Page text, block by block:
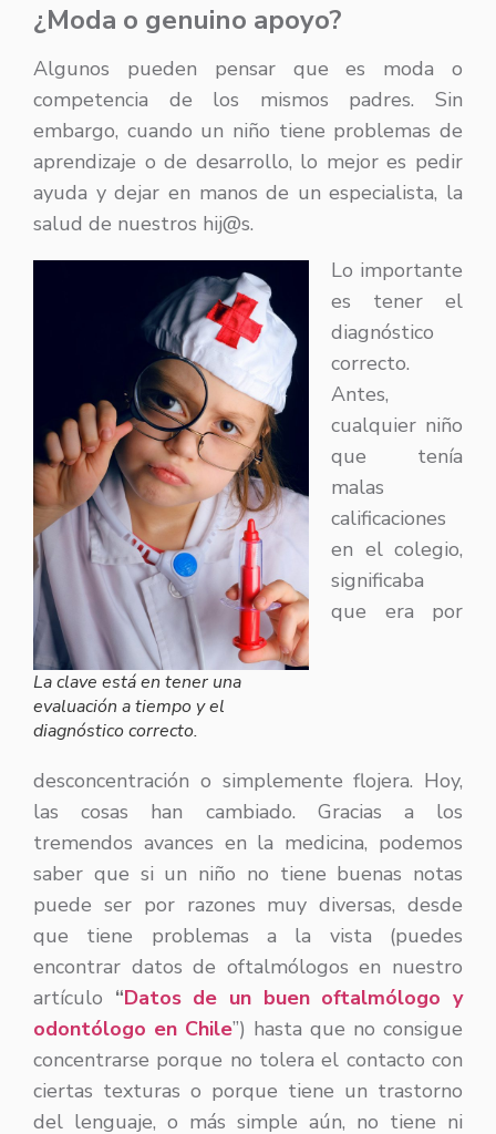
¿Moda o genuino apoyo?
Algunos pueden pensar que es moda o
competencia de los mismos padres. Sin
embargo, cuando un niño tiene problemas de
aprendizaje o de desarrollo, lo mejor es pedir
ayuda y dejar en manos de un especialista, la
salud de nuestros hij@s.
La clave está en tener una
evaluación a tiempo y el
diagnóstico correcto.
Lo importante
es tener el
diagnóstico
correcto.
Antes,
cualquier niño
que tenía
malas
calificaciones
en el colegio,
significaba
que era por
desconcentración o simplemente flojera. Hoy,
las cosas han cambiado. Gracias a los
tremendos avances en la medicina, podemos
saber que si un niño no tiene buenas notas
puede ser por razones muy diversas, desde
que tiene problemas a la vista (puedes
encontrar datos de oftalmólogos en nuestro
artículo “Datos de un buen oftalmólogo y
odontólogo en Chile”) hasta que no consigue
concentrarse porque no tolera el contacto con
ciertas texturas o porque tiene un trastorno
del lenguaje, o más simple aún, no tiene ni